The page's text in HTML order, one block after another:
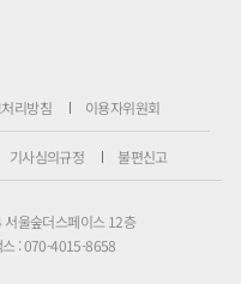
리방침 이용자위원회
기사심의규정 불편신고
울숲더스페이스 12층
스 : 070-4015-8658